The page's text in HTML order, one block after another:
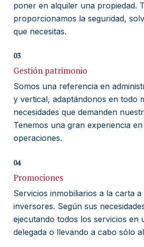
poner en alquiler una propiedad.
proporcionamos la seguridad,
que necesitas.
03
Gestión patrimonio
Somos una referencia en
y vertical, adaptándonos en todo
necesidades que demanden
Tenemos una gran experiencia
operaciones.
04
Promociones
Servicios inmobiliarios a la carta
inversores. Según sus
ejecutando todos los servicios en
delegada o llevando a cabo sólo